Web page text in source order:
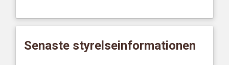
Senaste styrelseinformationen